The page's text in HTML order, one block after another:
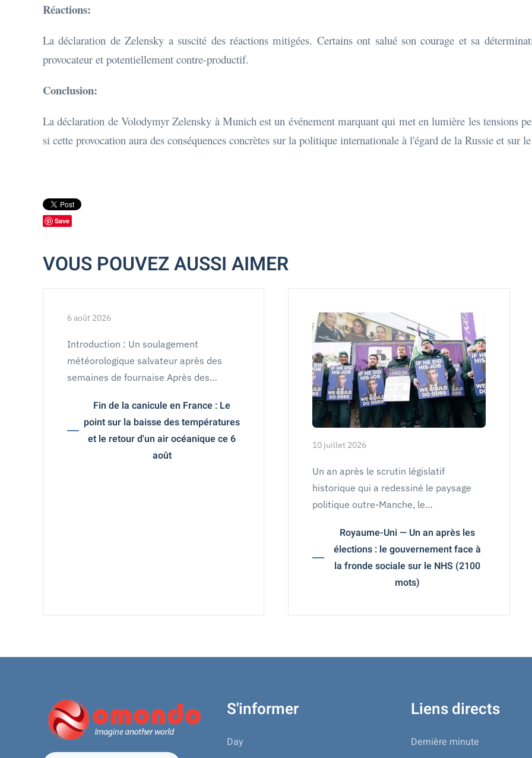
Réactions:
La déclaration de Zelensky a suscité des réactions mitigées. Certains ont salué son courage et sa
provocateur et potentiellement contre-productif.
Conclusion:
La déclaration de Volodymyr Zelensky à Munich est un événement marquant qui met en lumière les tensions
si cette provocation aura des conséquences concrètes sur la politique internationale à l'égard de la Russie et sur
Save
VOUS POUVEZ AUSSI AIMER
6 août 2026
Introduction : Un soulagement
météorologique salvateur après des
semaines de fournaise Après des…
Fin de la canicule en France : Le
point sur la baisse des températures
et le retour d'un air océanique ce 6
août
10 juillet 2026
Un an après le scrutin législatif
historique qui a redessiné le paysage
politique outre-Manche, le…
Royaume-Uni — Un an après les
élections : le gouvernement face à
la fronde sociale sur le NHS (2100
mots)
S'informer
Day
Liens directs
Dernière minute